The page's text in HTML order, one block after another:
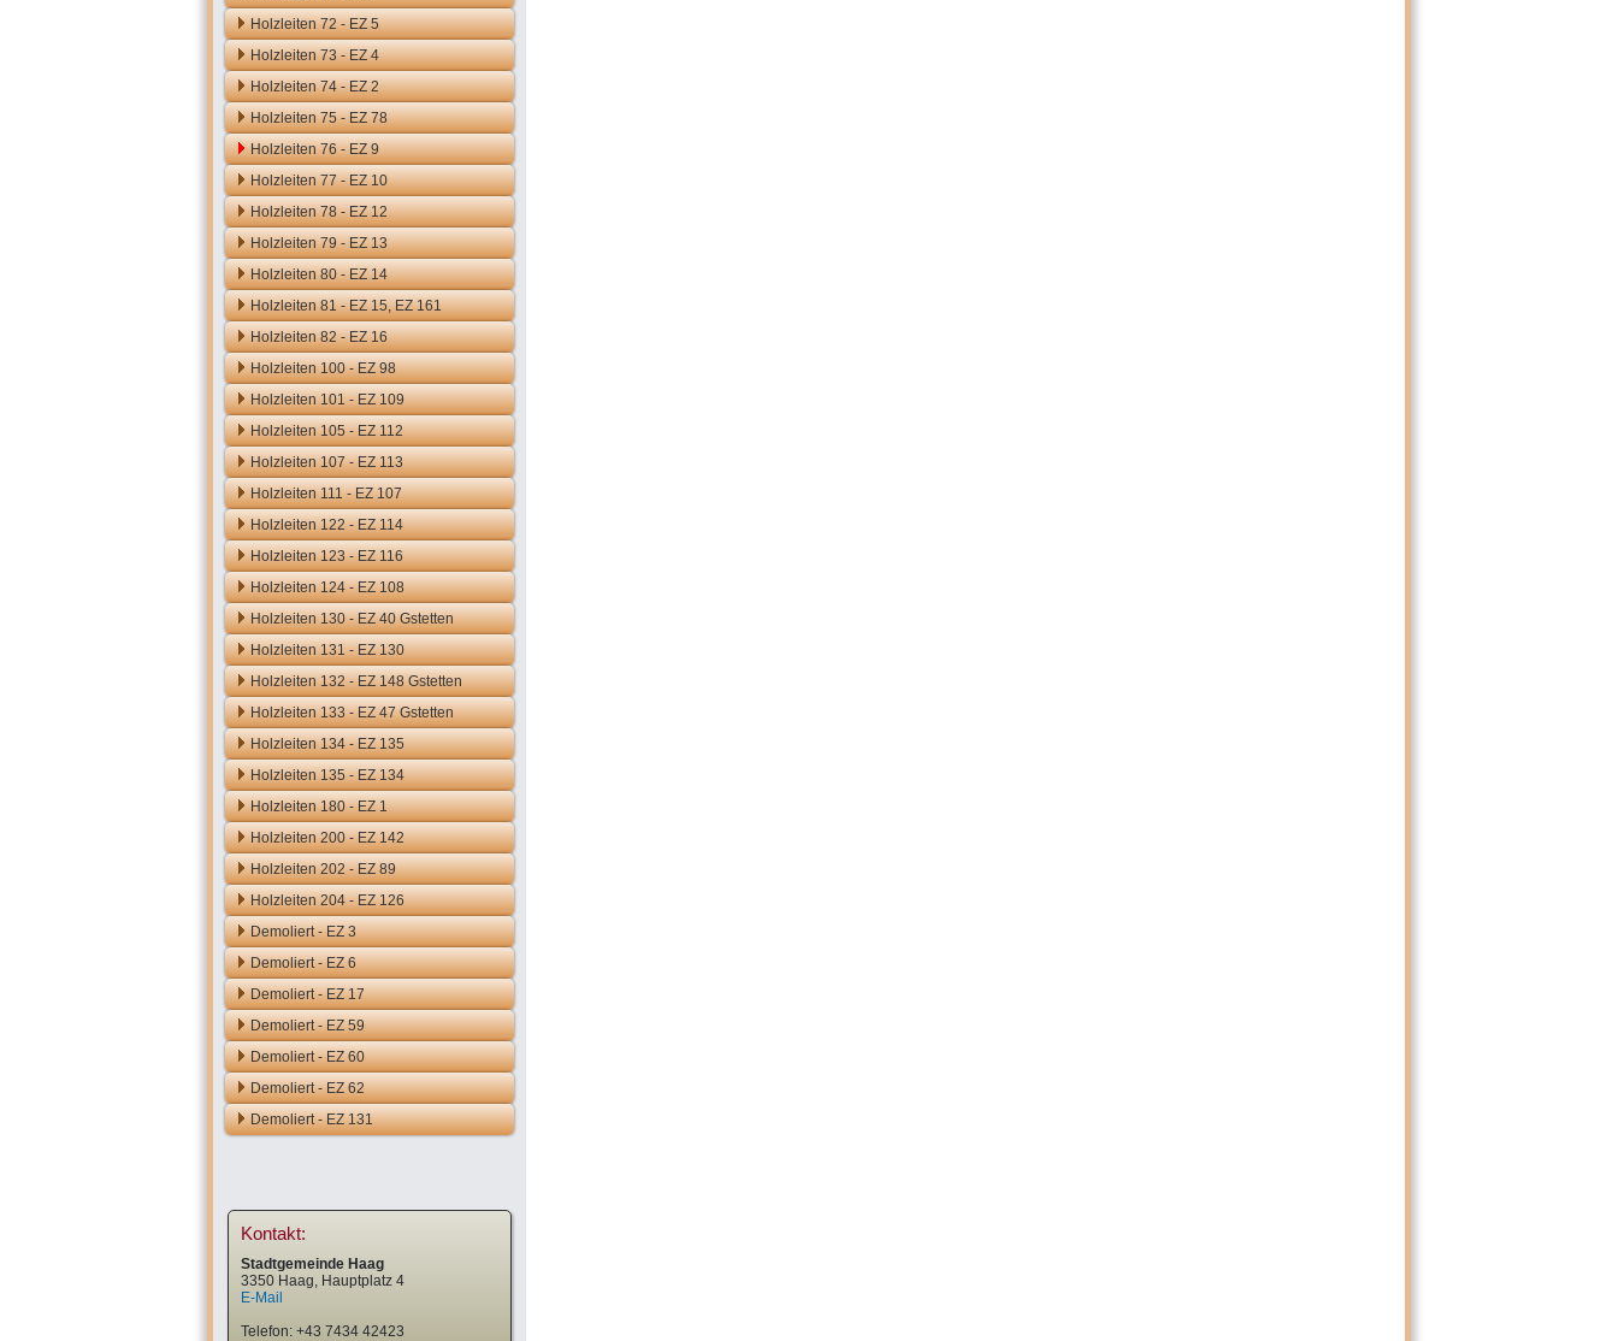
Holzleiten 72 - EZ 5
Holzleiten 73 - EZ 4
Holzleiten 74 - EZ 2
Holzleiten 75 - EZ 78
Holzleiten 76 - EZ 9
Holzleiten 77 - EZ 10
Holzleiten 78 - EZ 12
Holzleiten 79 - EZ 13
Holzleiten 80 - EZ 14
Holzleiten 81 - EZ 15, EZ 161
Holzleiten 82 - EZ 16
Holzleiten 100 - EZ 98
Holzleiten 101 - EZ 109
Holzleiten 105 - EZ 112
Holzleiten 107 - EZ 113
Holzleiten 111 - EZ 107
Holzleiten 122 - EZ 114
Holzleiten 123 - EZ 116
Holzleiten 124 - EZ 108
Holzleiten 130 - EZ 40 Gstetten
Holzleiten 131 - EZ 130
Holzleiten 132 - EZ 148 Gstetten
Holzleiten 133 - EZ 47 Gstetten
Holzleiten 134 - EZ 135
Holzleiten 135 - EZ 134
Holzleiten 180 - EZ 1
Holzleiten 200 - EZ 142
Holzleiten 202 - EZ 89
Holzleiten 204 - EZ 126
Demoliert - EZ 3
Demoliert - EZ 6
Demoliert - EZ 17
Demoliert - EZ 59
Demoliert - EZ 60
Demoliert - EZ 62
Demoliert - EZ 131
Kontakt:
Stadtgemeinde Haag
3350 Haag, Hauptplatz 4
E-Mail
Telefon: +43 7434 42423